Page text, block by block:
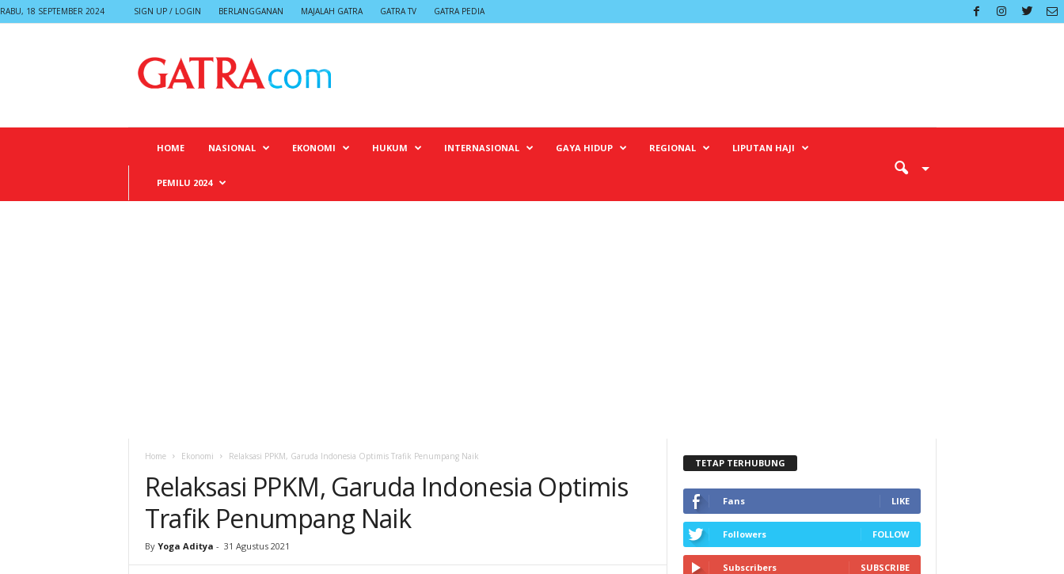
RABU, 18 SEPTEMBER 2024 SIGN UP / LOGIN BERLANGGANAN MAJALAH GATRA GATRA TV GATRA PEDIA
HOME NASIONAL EKONOMI HUKUM INTERNASIONAL GAYA HIDUP REGIONAL LIPUTAN HAJI
PEMILU 2024
Home Ekonomi Relaksasi PPKM, Garuda Indonesia Optimis Trafik Penumpang Naik
Relaksasi PPKM, Garuda Indonesia Optimis
Trafik Penumpang Naik
By Yoga Aditya - 31 Agustus 2021
TETAP TERHUBUNG
Fans LIKE
Followers FOLLOW
Subscribers SUBSCRIBE